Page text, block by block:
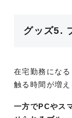
グッズ5.
在宅勤務にな
触る時間が増え
一方でPCやス